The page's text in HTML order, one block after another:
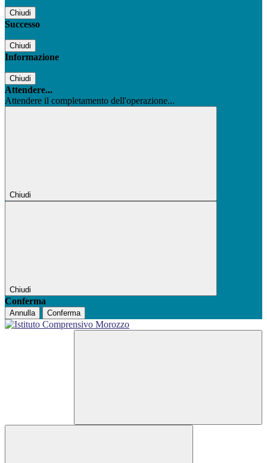
Chiudi
Successo
Chiudi
Informazione
Chiudi
Attendere...
Attendere il completamento dell'operazione...
Chiudi
Chiudi
Conferma
Annulla Conferma